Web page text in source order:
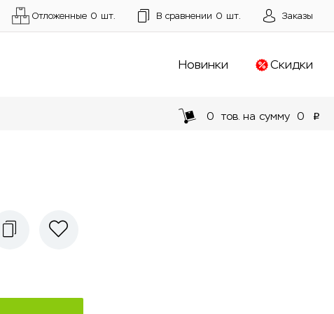
Отложенные 0 шт. В сравнении 0 шт. Заказы
Новинки Скидки
0 тов. на сумму 0 p